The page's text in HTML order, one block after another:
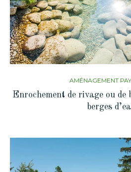
AMÉNAGEMENT
Enrochement de rivage ou de
berges